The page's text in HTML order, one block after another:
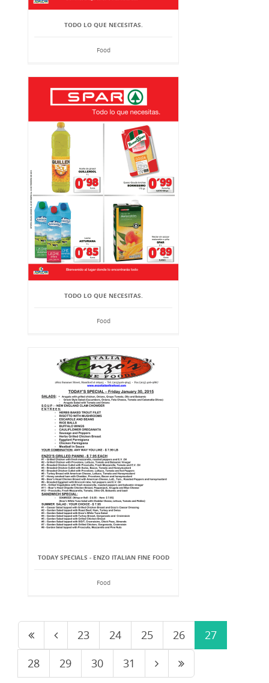
TODO LO QUE NECESITAS.
Food
TODO LO QUE NECESITAS.
Food
TODAY SPECIALS - ENZO ITALIAN FINE FOOD
Food
23 24 25 26
27
28
29 30 31